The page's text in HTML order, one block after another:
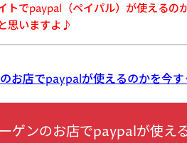
トでpaypal（ペイパル）が使えるの
思いますよ♪
お店でpaypalが使えるのかを今
ゲンのお店でpaypalが使え